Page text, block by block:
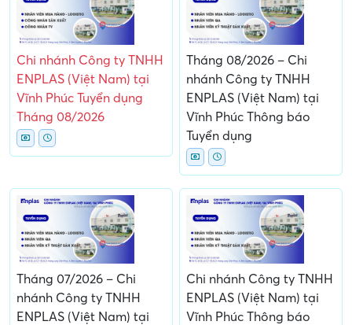
Chi nhánh Công ty TNHH
ENPLAS (Việt Nam) tại
Vĩnh Phúc Tuyển dụng
Tháng 08/2026
Tháng 08/2026 – Chi
nhánh Công ty TNHH
ENPLAS (Việt Nam) tại
Vĩnh Phúc Thông báo
Tuyển dụng
Tháng 07/2026 – Chi
nhánh Công ty TNHH
ENPLAS (Việt Nam) tại
Chi nhánh Công ty TNHH
ENPLAS (Việt Nam) tại
Vĩnh Phúc Thông báo